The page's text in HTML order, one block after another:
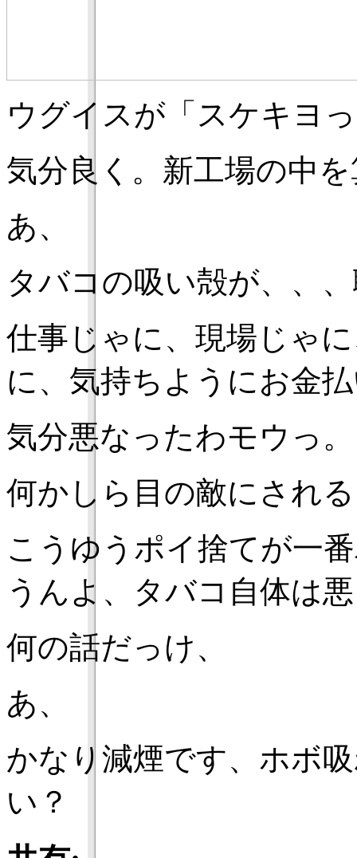
ウグイスが「スケキヨ
気分良く。新工場の中
あ、
タバコの吸い殻が、、
仕事じゃに、現場じゃ
に、気持ちようにお金
気分悪なったわモウっ。
何かしら目の敵にされ
こうゆうポイ捨てが一
うんよ、タバコ自体は
何の話だっけ、
あ、
かなり減煙です、ホボ
い？